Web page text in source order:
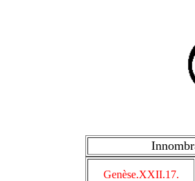
Genèse.XXII.17.